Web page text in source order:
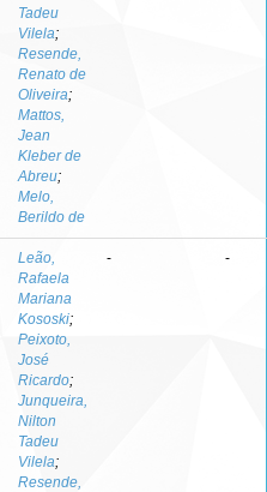
Tadeu
Vilela;
Resende,
Renato de
Oliveira;
Mattos,
Jean
Kleber de
Abreu;
Melo,
Berildo de
Leão,
Rafaela
Mariana
Kososki;
Peixoto,
José
Ricardo;
Junqueira,
Nilton
Tadeu
Vilela;
Resende,
- -